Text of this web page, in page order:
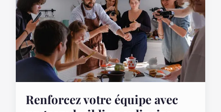
Renforcez votre équipe avec